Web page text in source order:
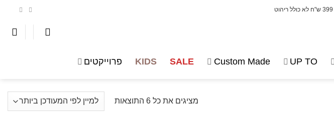
UP TO
Custom Made
SALE
KIDS פרוייקטים
מציגים את כל ⁦6⁩ התוצאות
ממוין
לפי